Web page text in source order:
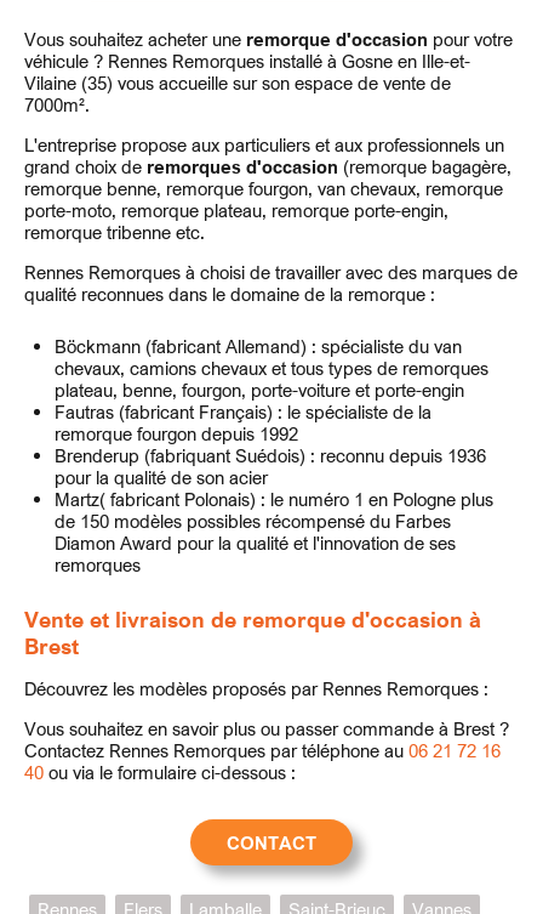
Vous souhaitez acheter une remorque d'occasion pour votre
véhicule ? Rennes Remorques installé à Gosne en Ille-et-
Vilaine (35) vous accueille sur son espace de vente de
7000m².
L'entreprise propose aux particuliers et aux professionnels un
grand choix de remorques d'occasion (remorque bagagère,
remorque benne, remorque fourgon, van chevaux, remorque
porte-moto, remorque plateau, remorque porte-engin,
remorque tribenne etc.
Rennes Remorques à choisi de travailler avec des marques de
qualité reconnues dans le domaine de la remorque :
Böckmann (fabricant Allemand) : spécialiste du van
chevaux, camions chevaux et tous types de remorques
plateau, benne, fourgon, porte-voiture et porte-engin
Fautras (fabricant Français) : le spécialiste de la
remorque fourgon depuis 1992
Brenderup (fabriquant Suédois) : reconnu depuis 1936
pour la qualité de son acier
Martz( fabricant Polonais) : le numéro 1 en Pologne plus
de 150 modèles possibles récompensé du Farbes
Diamon Award pour la qualité et l'innovation de ses
remorques
Vente et livraison de remorque d'occasion à
Brest
Découvrez les modèles proposés par Rennes Remorques :
Vous souhaitez en savoir plus ou passer commande à Brest ?
Contactez Rennes Remorques par téléphone au 06 21 72 16
40 ou via le formulaire ci-dessous :
CONTACT
Rennes Flers Lamballe Saint-Brieuc Vannes